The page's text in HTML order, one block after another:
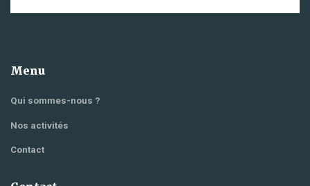
Menu
Qui sommes-nous ?
Nos activités
Contact